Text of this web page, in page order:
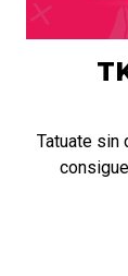
Tatuate sin